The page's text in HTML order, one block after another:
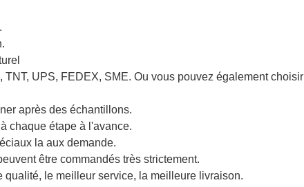
UPS, FEDEX, SME. Ou vous pouvez également choisir
après des échantillons.
chaque étape à l'avance.
la aux demande.
être commandés très strictement.
qualité, le meilleur service, la meilleure livraison.